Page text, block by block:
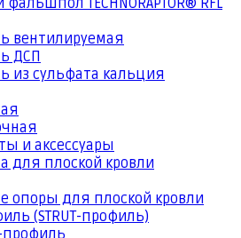
TECHNORAPTOR® RFL
вентилируемая
ДСП
из сульфата кальция
и аксессуары
для плоской кровли
опоры для плоской кровли
(STRUT-профиль)
профиль